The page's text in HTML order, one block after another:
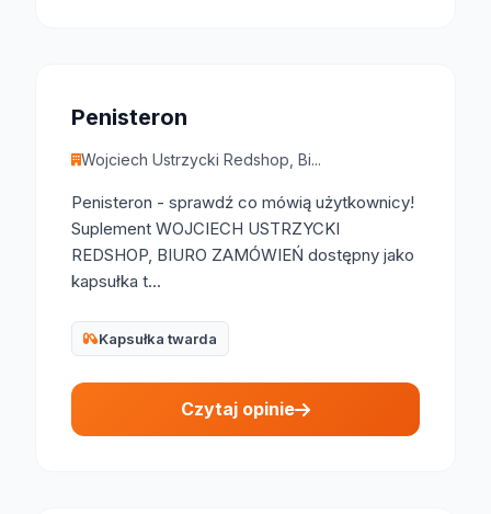
Penisteron
Wojciech Ustrzycki Redshop, Bi...
Penisteron - sprawdź co mówią użytkownicy!
Suplement WOJCIECH USTRZYCKI
REDSHOP, BIURO ZAMÓWIEŃ dostępny jako
kapsułka t...
Kapsułka twarda
Czytaj opinie